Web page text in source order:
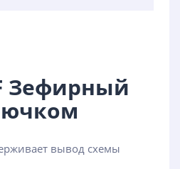
Зефирный
вывод схемы